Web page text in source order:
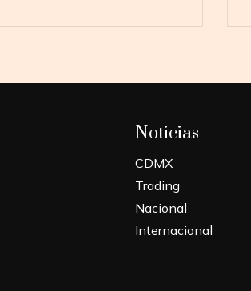
Noticias
CDMX
Trading
Nacional
Internacional